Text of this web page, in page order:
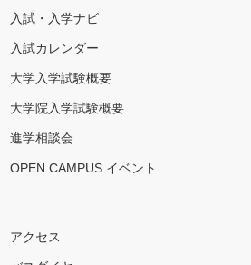
入試・入学ナビ
入試カレンダー
大学入学試験概要
大学院入学試験概要
進学相談会
OPEN CAMPUS イベント
アクセス